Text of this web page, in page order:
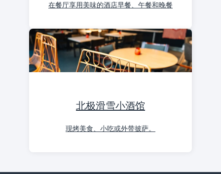
在餐厅享用美味的酒店早餐、午餐和晚餐
北极滑雪小酒馆
现烤美食、小吃或外带披萨。